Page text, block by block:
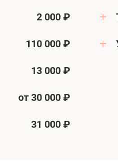
2 000 ₽
110 000 ₽
13 000 ₽
от 30 000 ₽
31 000 ₽